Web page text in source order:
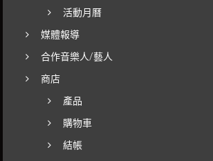
活動月曆
媒體報導
合作音樂人/藝人
商店
產品
購物車
結帳